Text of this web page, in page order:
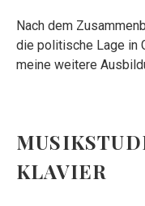
Nach dem
die politische Lage in
meine weitere
KLAVIER